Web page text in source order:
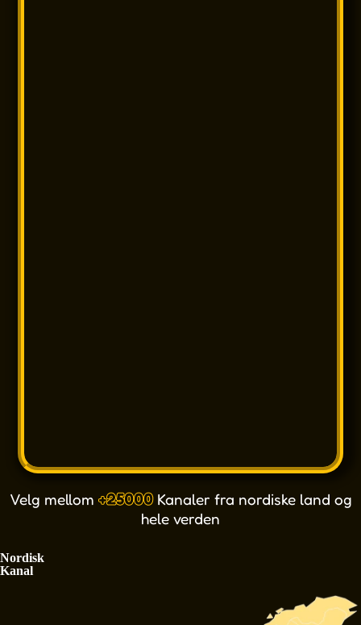
Velg mellom +25000 Kanaler fra nordiske land og
hele verden
Nordisk
Kanal